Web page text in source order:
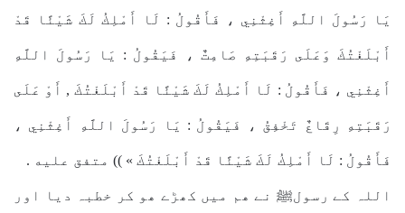
يَا رَسُولَ اللَّهِ أَغِثْنِي ، فَأَقُولُ : لَا أَمْلِكُ لَكَ شَيْئًا قَدْ
أَبْلَغْتُكَ وَعَلَى رَقَبَتِهِ صَامِتٌ ، فَيَقُولُ : يَا رَسُولَ اللَّهِ
أَغِثْنِي ، فَأَقُولُ : لَا أَمْلِكُ لَكَ شَيْئًا قَدْ أَبْلَغْتُكَ , أَوْ عَلَى
رَقَبَتِهِ رِقَاعٌ تَخْفِقُ ، فَيَقُولُ : يَا رَسُولَ اللَّهِ أَغِثْنِي ،
فَأَقُولُ : لَا أَمْلِكُ لَكَ شَيْئًا قَدْ أَبْلَغْتُكَ » )) متفق عليه .
اللہ کے رسولﷺ نے ھم میں کھڑے ھو کر خطبہ دیا اور